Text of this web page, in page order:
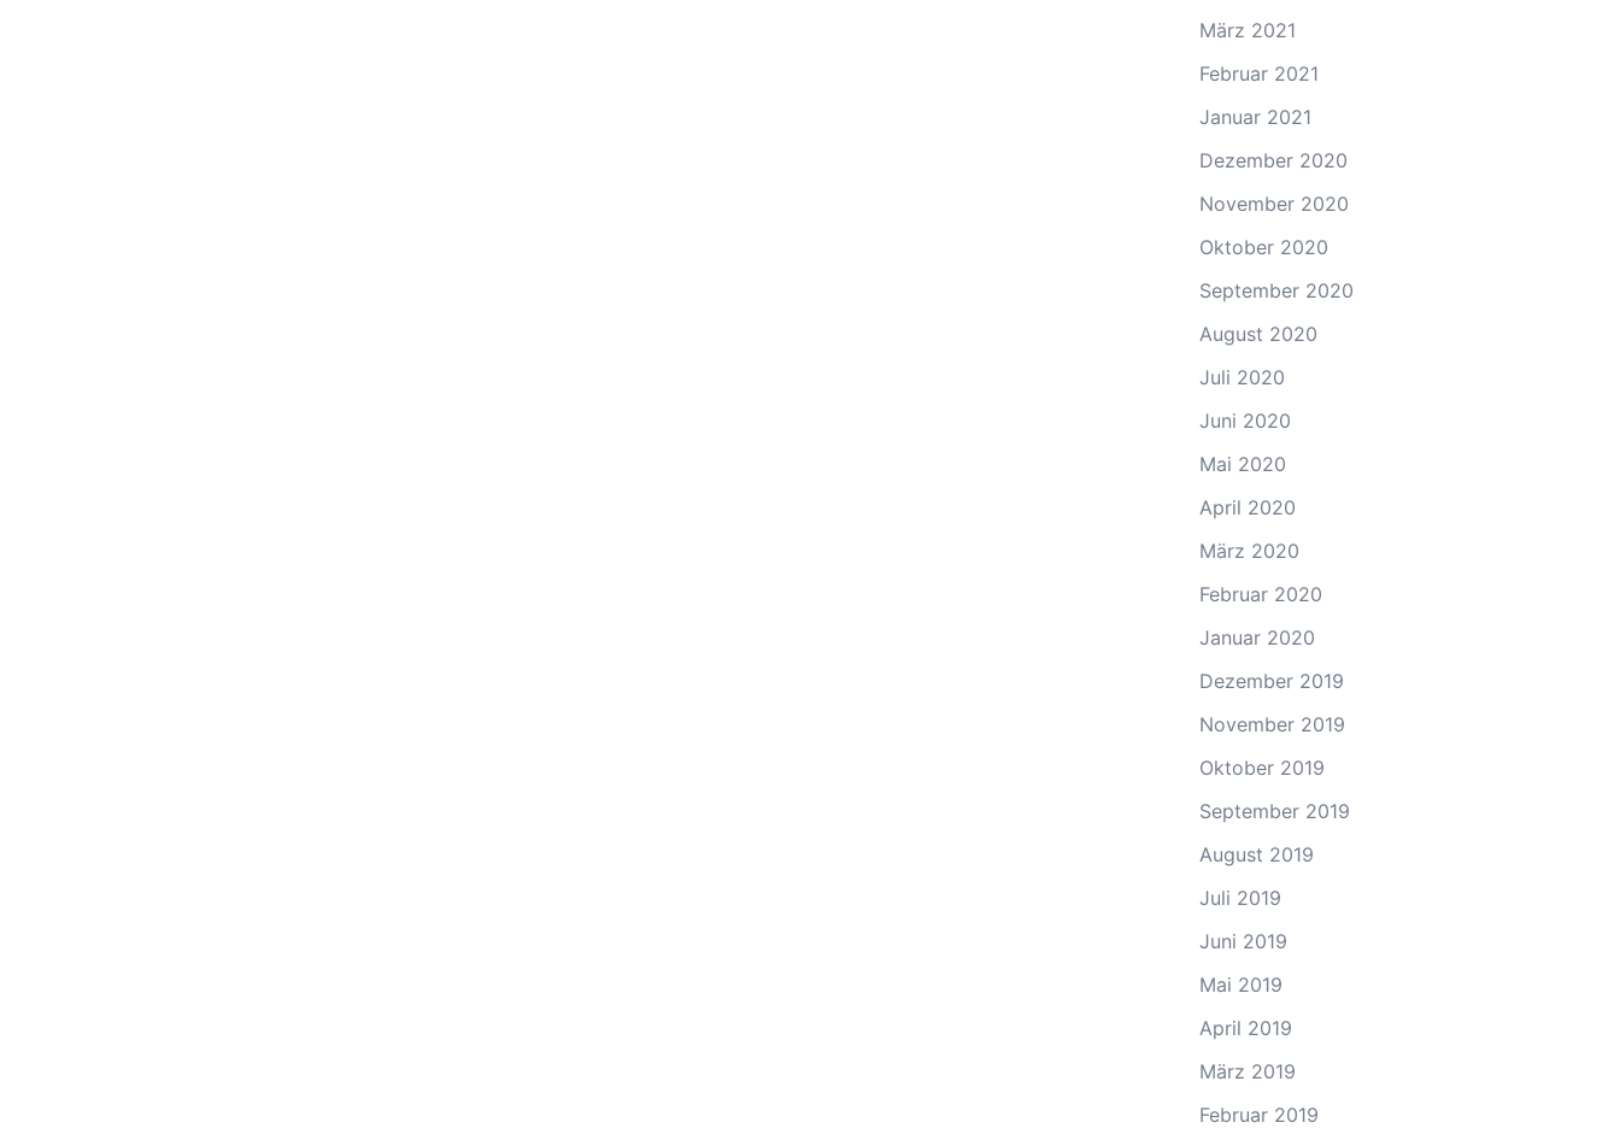
März 2021
Februar 2021
Januar 2021
Dezember 2020
November 2020
Oktober 2020
September 2020
August 2020
Juli 2020
Juni 2020
Mai 2020
April 2020
März 2020
Februar 2020
Januar 2020
Dezember 2019
November 2019
Oktober 2019
September 2019
August 2019
Juli 2019
Juni 2019
Mai 2019
April 2019
März 2019
Februar 2019